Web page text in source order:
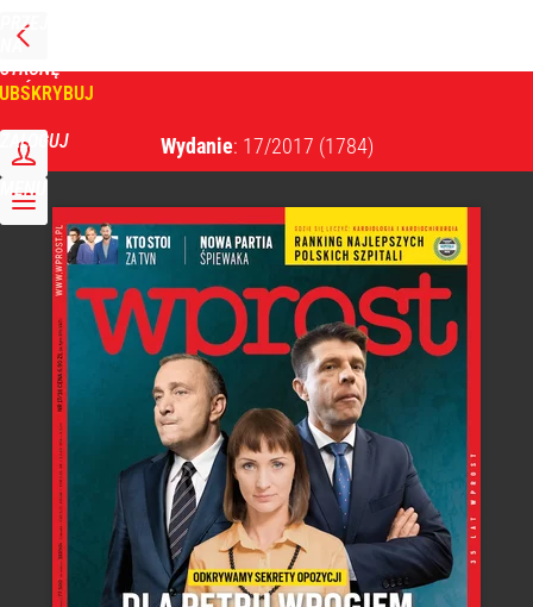
PRZEJDŹ
NA
STRONĘ
GŁÓWNĄ
ZALOGUJ
MENU
Wydanie: 17/2017 (1784)